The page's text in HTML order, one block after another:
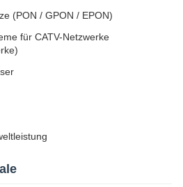
(PON / GPON / EPON)
für CATV-Netzwerke